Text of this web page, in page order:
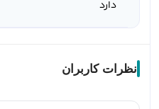
دارد
نظرات کاربران